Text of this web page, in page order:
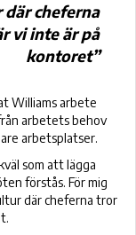
cheferna
vi inte är på
kontoret”
Williams arbete
arbetets behov
arbetsplatser.
som att lägga
förstås. För mig
där cheferna tror